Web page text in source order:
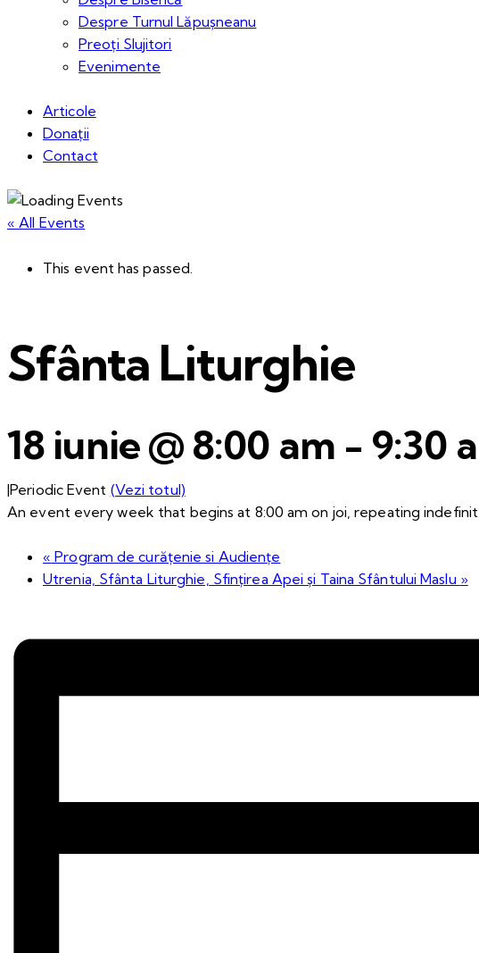
Despre Turnul Lăpușneanu
Preoți Slujitori
Evenimente
Articole
Donații
Contact
« All Events
This event has passed.
Sfânta Liturghie
18 iunie @ 8:00 am - 9:30
|Periodic Event (Vezi totul)
An event every week that begins at 8:00 am on joi, repeating
« Program de curățenie si Audiențe
Utrenia, Sfânta Liturghie, Sfințirea Apei și Taina Sfântului Maslu »